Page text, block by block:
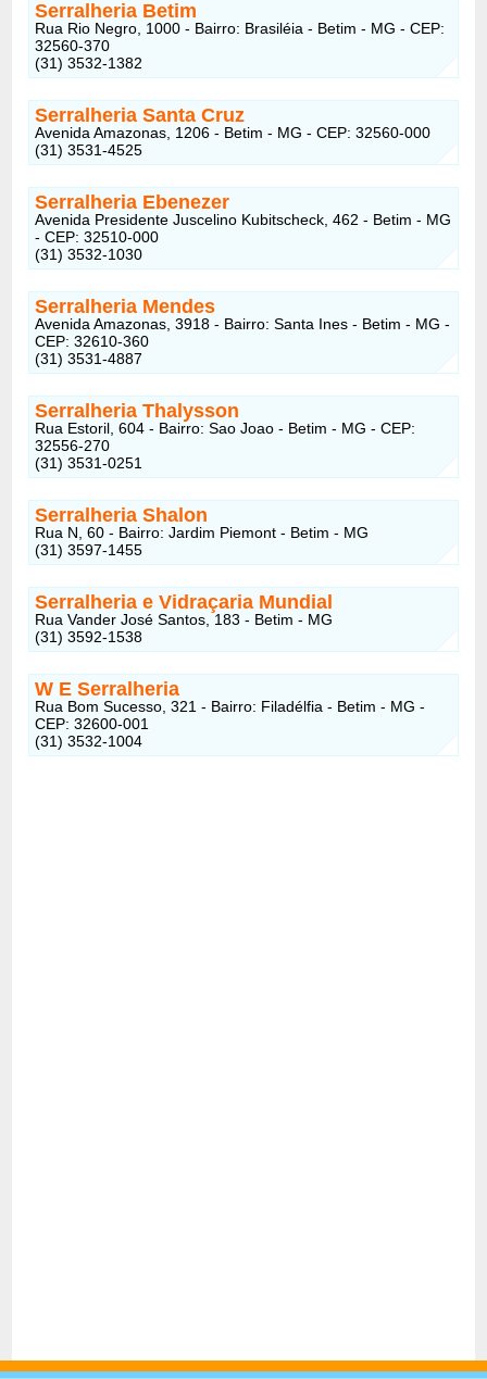
Serralheria Betim
Rua Rio Negro, 1000 - Bairro: Brasiléia - Betim - MG - CEP:
32560-370
(31) 3532-1382
Serralheria Santa Cruz
Avenida Amazonas, 1206 - Betim - MG - CEP: 32560-000
(31) 3531-4525
Serralheria Ebenezer
Avenida Presidente Juscelino Kubitscheck, 462 - Betim - MG
- CEP: 32510-000
(31) 3532-1030
Serralheria Mendes
Avenida Amazonas, 3918 - Bairro: Santa Ines - Betim - MG -
CEP: 32610-360
(31) 3531-4887
Serralheria Thalysson
Rua Estoril, 604 - Bairro: Sao Joao - Betim - MG - CEP:
32556-270
(31) 3531-0251
Serralheria Shalon
Rua N, 60 - Bairro: Jardim Piemont - Betim - MG
(31) 3597-1455
Serralheria e Vidraçaria Mundial
Rua Vander José Santos, 183 - Betim - MG
(31) 3592-1538
W E Serralheria
Rua Bom Sucesso, 321 - Bairro: Filadélfia - Betim - MG -
CEP: 32600-001
(31) 3532-1004